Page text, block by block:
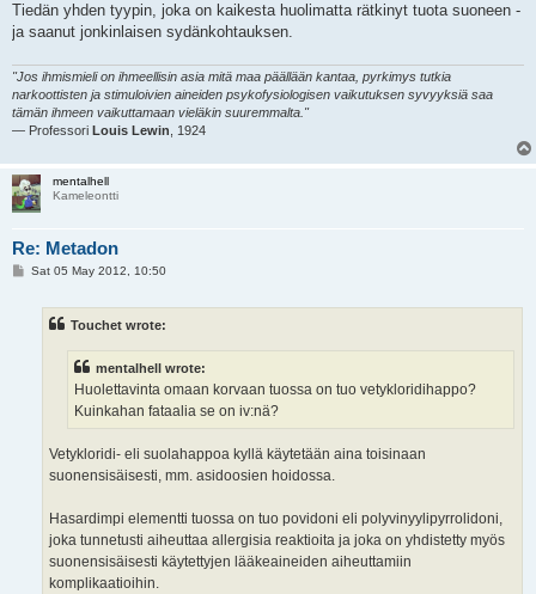
Tiedän yhden tyypin, joka on kaikesta huolimatta rätkinyt tuota suoneen -
ja saanut jonkinlaisen sydänkohtauksen.
"Jos ihmismieli on ihmeellisin asia mitä maa päällään kantaa, pyrkimys tutkia
narkoottisten ja stimuloivien aineiden psykofysiologisen vaikutuksen syvyyksiä saa
tämän ihmeen vaikuttamaan vieläkin suuremmalta."
— Professori Louis Lewin , 1924
mentalhell
Kameleontti
Re: Metadon
PSat 05 May 2012, 10:50
Touchet wrote:
mentalhell wrote:
Huolettavinta omaan korvaan tuossa on tuo vetykloridihappo?
Kuinkahan fataalia se on iv:nä?
Vetykloridi- eli suolahappoa kyllä käytetään aina toisinaan
suonensisäisesti, mm. asidoosien hoidossa.
Hasardimpi elementti tuossa on tuo povidoni eli polyvinyylipyrrolidoni,
joka tunnetusti aiheuttaa allergisia reaktioita ja joka on yhdistetty myös
suonensisäisesti käytettyjen lääkeaineiden aiheuttamiin
komplikaatioihin.